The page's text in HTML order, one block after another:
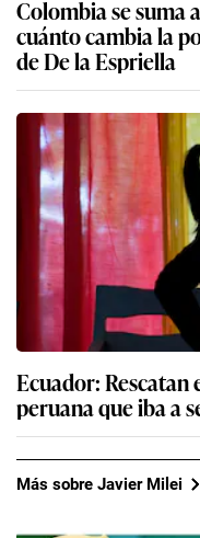
Colombia se suma
cuánto cambia la
de De la Espriella
Ecuador: Rescatan
peruana que iba a
Más sobre Javier Milei